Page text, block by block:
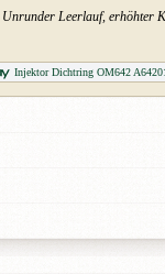
Unrunder Leerlauf, erhöhter
Injektor Dichtring OM642